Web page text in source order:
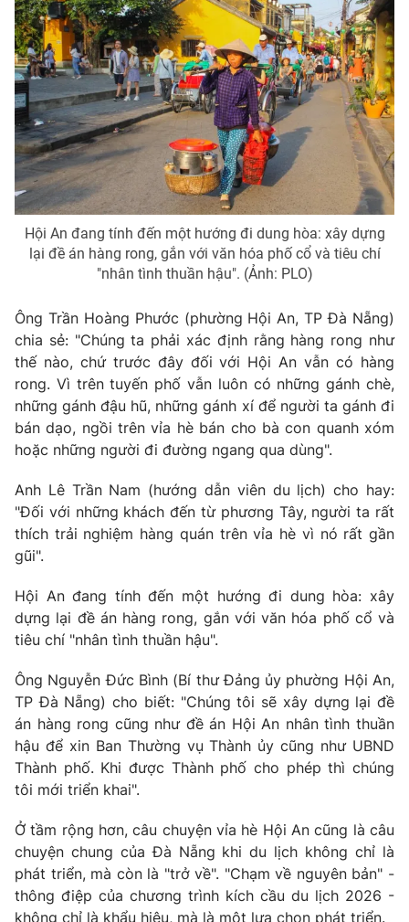
Tư vấn
Chuyên mục khác
Emagazine Podcast
Photo Infographic
Video Shorts video
VTV Money VTV Thể thao
Thị trường 24h Tấm lòng Việt
VTV4 Vươn mình bằng AI
VTV9 VTV8
Liên hệ tòa soạn English
THỜI BÁO VTV
Theo dõi báo trên
Cơ quan chủ quản:Đài Truyền hình Việt Nam
Cơ quan báo chí:Thời báo VTV
Giấy phép hoạt động báo in và báo điện tử số 483/GP-BTTTT
Tổng Biên tập:Vũ Thanh Thủy
Phó Tổng Biên tập: Nguyễn Thị Mỹ Hạnh, Phạm Quốc Thắng,
Nguyễn Trọng Ninh
Tổng đài VTV:024.38 355 931 - 024.38 355 932
Hội An đang tính đến một hướng đi dung hòa: xây dựng
lại đề án hàng rong, gắn với văn hóa phố cổ và tiêu chí
"nhân tình thuần hậu". (Ảnh: PLO)
Ông Trần Hoàng Phước (phường Hội An, TP Đà Nẵng)
chia sẻ: "Chúng ta phải xác định rằng hàng rong như
thế nào, chứ trước đây đối với Hội An vẫn có hàng
rong. Vì trên tuyến phố vẫn luôn có những gánh chè,
những gánh đậu hũ, những gánh xí để người ta gánh đi
bán dạo, ngồi trên vỉa hè bán cho bà con quanh xóm
hoặc những người đi đường ngang qua dùng".
Anh Lê Trần Nam (hướng dẫn viên du lịch) cho hay:
"Đối với những khách đến từ phương Tây, người ta rất
thích trải nghiệm hàng quán trên vỉa hè vì nó rất gần
gũi".
Hội An đang tính đến một hướng đi dung hòa: xây
dựng lại đề án hàng rong, gắn với văn hóa phố cổ và
tiêu chí "nhân tình thuần hậu".
Ông Nguyễn Đức Bình (Bí thư Đảng ủy phường Hội An,
TP Đà Nẵng) cho biết: "Chúng tôi sẽ xây dựng lại đề
án hàng rong cũng như đề án Hội An nhân tình thuần
hậu để xin Ban Thường vụ Thành ủy cũng như UBND
Thành phố. Khi được Thành phố cho phép thì chúng
tôi mới triển khai".
Ở tầm rộng hơn, câu chuyện vỉa hè Hội An cũng là câu
chuyện chung của Đà Nẵng khi du lịch không chỉ là
phát triển, mà còn là "trở về". "Chạm về nguyên bản" -
thông điệp của chương trình kích cầu du lịch 2026 -
không chỉ là khẩu hiệu, mà là một lựa chọn phát triển.